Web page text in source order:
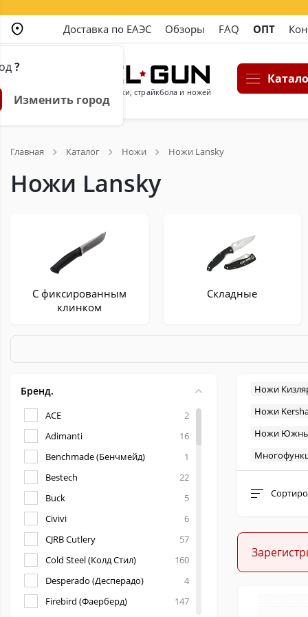
?
Изменить город
Доставка по ЕАЭС Обзоры FAQ ОПТ
Магазин пневматики, страйкбола и ножей
Главная Каталог Ножи Ножи Lansky
Ножи Lansky
С фиксированным
клинком
Складные
Керамбиты
Филейные Тычковые
Бренд.
ACE
2
Adimanti
16
Benchmade (Бенчмейд)
1
Bestech
22
Buck
5
Civivi
6
CJRB Cutlery
57
Cold Steel (Колд Стил)
160
Desperado (Десперадо)
4
Firebird (Фаерберд)
147
Ножи
Ножи
Ножи